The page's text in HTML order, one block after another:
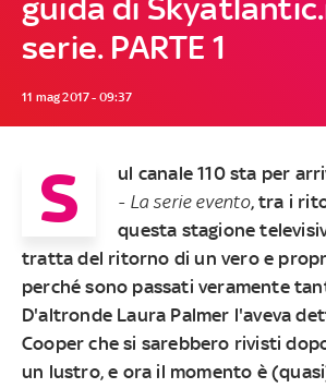
guida di
serie. PARTE 1
11 mag 2017 - 09:37
S ul canale 110 sta per
- La serie evento, tra i
questa stagione
tratta del ritorno di un vero e
perché sono passati veramente
D'altronde Laura Palmer l'aveva
Cooper che si sarebbero rivisti
un lustro, e ora il momento è